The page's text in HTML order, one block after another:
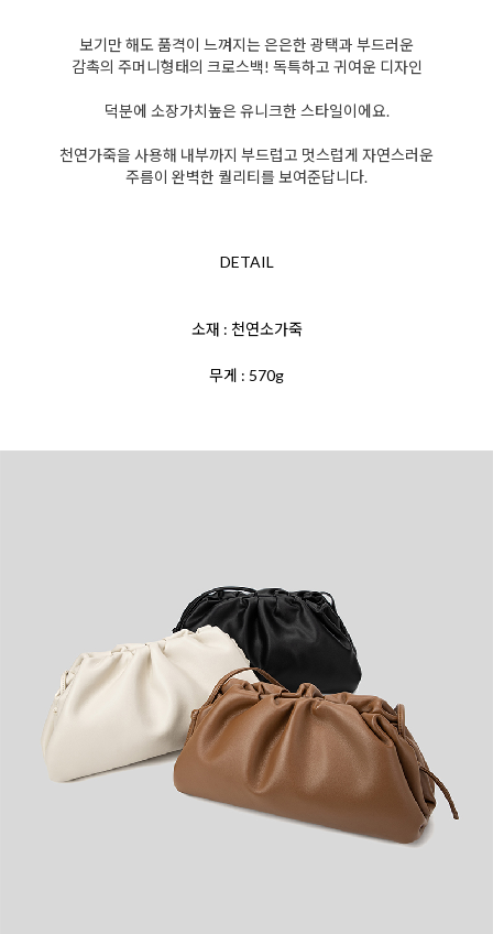
보기만 해도 품격이 느껴지는 은은한 광택과 부드러운
감촉의 주머니형태의 크로스백! 독특하고 귀여운 디자인
덕분에 소장가치높은 유니크한 스타일이에요.
천연가죽을 사용해 내부까지 부드럽고 멋스럽게 자연스러운
주름이 완벽한 퀄리티를 보여준답니다.
DETAIL
소재 : 천연소가죽
무게 : 570g